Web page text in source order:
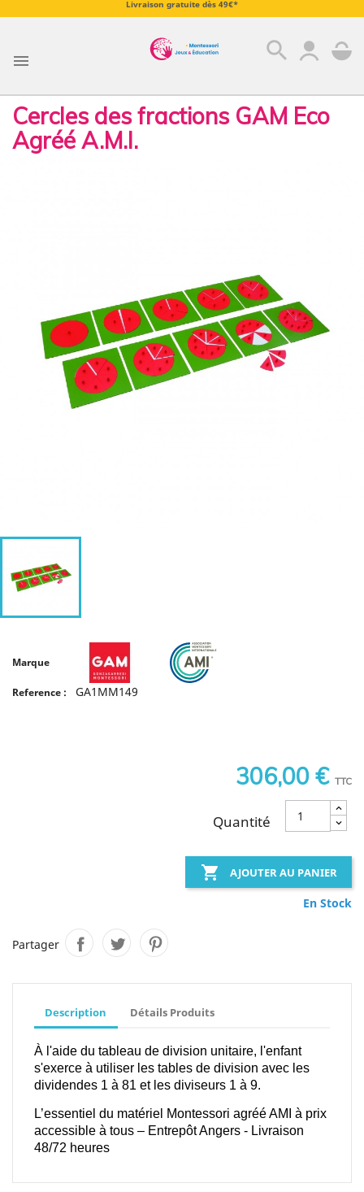
Livraison gratuite dès 49€*
 search
Cercles des fractions GAM Eco
Agréé A.M.I.
Marque
Reference : GA1MM149
306,00 € TTC
Quantité
 AJOUTER AU PANIER
En Stock
Partager
Description Détails Produits
À l'aide du tableau de division unitaire, l'enfant
s'exerce à utiliser les tables de division avec les
dividendes 1 à 81 et les diviseurs 1 à 9.
L’essentiel du matériel Montessori agréé AMI à prix
accessible à tous – Entrepôt Angers - Livraison
48/72 heures